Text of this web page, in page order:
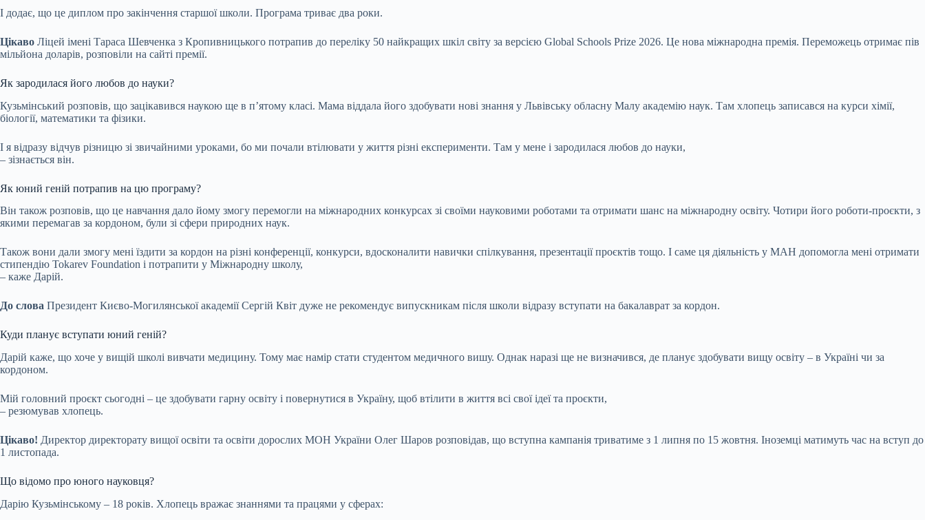
І додає, що це диплом про закінчення старшої школи. Програма триває два роки.
Цікаво Ліцей імені Тараса Шевченка з Кропивницького потрапив до переліку 50 найкращих шкіл світу за версією Global Schools Prize 2026. Це нова міжнародна премія. Переможець отримає пів
мільйона доларів, розповіли на сайті премії.
Як зародилася його любов до науки?
Кузьмінський розповів, що зацікавився наукою ще в п’ятому класі. Мама віддала його здобувати нові знання у Львівську обласну Малу академію наук. Там хлопець записався на курси хімії,
біології, математики та фізики.
І я відразу відчув різницю зі звичайними уроками, бо ми почали втілювати у життя різні експерименти. Там у мене і зародилася любов до науки,
– зізнається він.
Як юний геній потрапив на цю програму?
Він також розповів, що це навчання дало йому змогу перемогли на міжнародних конкурсах зі своїми науковими роботами та отримати шанс на міжнародну освіту. Чотири його роботи-проєкти, з
якими перемагав за кордоном, були зі сфери природних наук.
Також вони дали змогу мені їздити за кордон на різні конференції, конкурси, вдосконалити навички спілкування, презентації проєктів тощо. І саме ця діяльність у МАН допомогла мені отримати
стипендію Tokarev Foundation і потрапити у Міжнародну школу,
– каже Дарій.
До слова Президент Києво-Могилянської академії Сергій Квіт дуже не рекомендує випускникам після школи відразу вступати на бакалаврат за кордон.
Куди планує вступати юний геній?
Дарій каже, що хоче у вищій школі вивчати медицину. Тому має намір стати студентом медичного вишу. Однак наразі ще не визначився, де планує здобувати вищу освіту – в Україні чи за
кордоном.
Мій головний проєкт сьогодні – це здобувати гарну освіту і повернутися в Україну, щоб втілити в життя всі свої ідеї та проєкти,
– резюмував хлопець.
Цікаво! Директор директорату вищої освіти та освіти дорослих МОН України Олег Шаров розповідав, що вступна кампанія триватиме з 1 липня по 15 жовтня. Іноземці матимуть час на вступ до
1 листопада.
Що відомо про юного науковця?
Дарію Кузьмінському – 18 років. Хлопець вражає знаннями та працями у сферах: